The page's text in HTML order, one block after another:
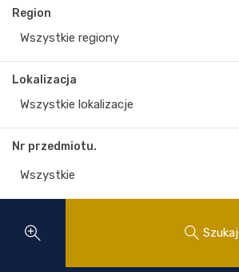
Region
Wszystkie regiony
Lokalizacja
Wszystkie lokalizacje
Nr przedmiotu.
Szukaj